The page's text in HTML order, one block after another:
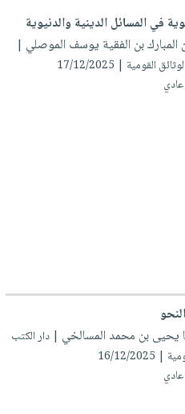
في المسائل الدينية والدنيوية
المبارك بن الفقية يوسف الموصلي |
القومية | 17/12/2025
يحيى بن محمد المسالخي | دار الكتب
12/2025